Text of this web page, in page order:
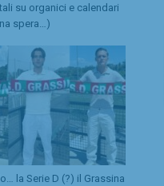
su organici e calendari
spera…)
la Serie D (?) il Grassina